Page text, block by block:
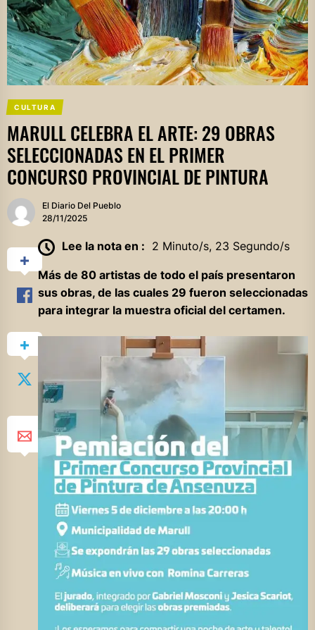
CULTURA
MARULL CELEBRA EL ARTE: 29 OBRAS
SELECCIONADAS EN EL PRIMER
CONCURSO PROVINCIAL DE PINTURA
El Diario Del Pueblo
28/11/2025
Lee la nota en : 2 Minuto/s, 23 Segundo/s
Más de 80 artistas de todo el país presentaron
sus obras, de las cuales 29 fueron seleccionadas
para integrar la muestra oficial del certamen.